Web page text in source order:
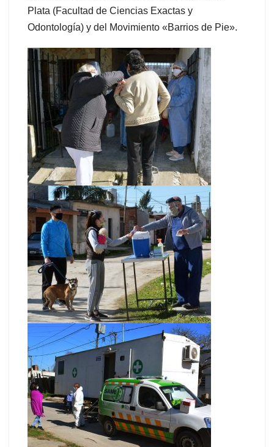
Plata (Facultad de Ciencias Exactas y
Odontología) y del Movimiento «Barrios de Pie».